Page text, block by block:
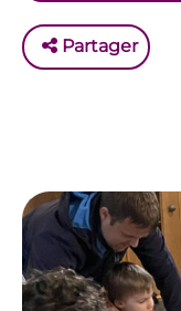
Partager